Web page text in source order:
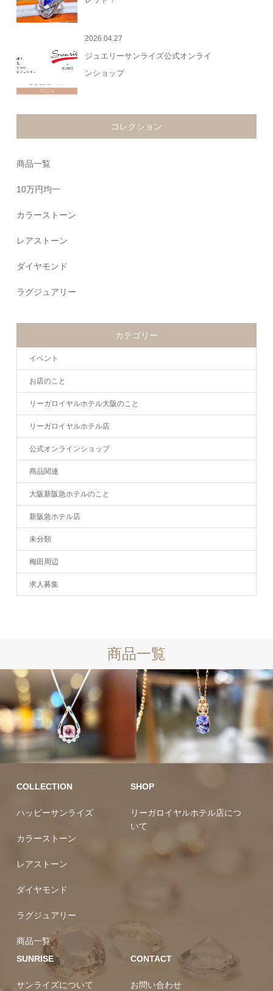
2026.04.27
ジュエリーサンライズ公式オンライ
ンショップ
コレクション
商品一覧
10万円均一
カラーストーン
レアストーン
ダイヤモンド
ラグジュアリー
カテゴリー
イベント
お店のこと
リーガロイヤルホテル大阪のこと
リーガロイヤルホテル店
公式オンラインショップ
商品関連
大阪新阪急ホテルのこと
新阪急ホテル店
未分類
梅田周辺
求人募集
商品一覧
COLLECTION
ハッピーサンライズ
カラーストーン
レアストーン
ダイヤモンド
ラグジュアリー
商品一覧
SHOP
リーガロイヤルホテル店につ
いて
SUNRISE
サンライズについて
CONTACT
お問い合わせ